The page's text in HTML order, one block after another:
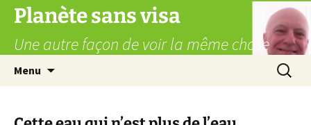
Aller
contenu
Planète sans visa
Une autre façon de voir la même chose
Menu